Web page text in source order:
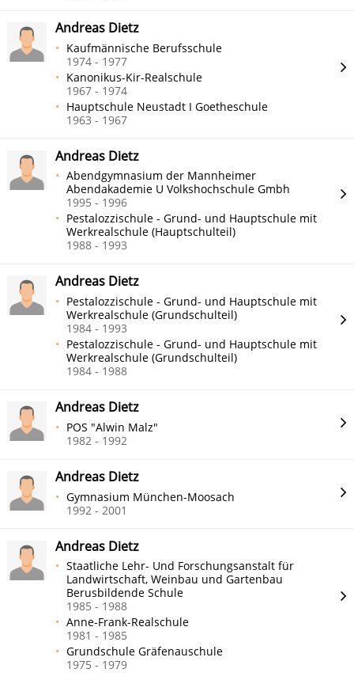
Andreas Dietz
Kaufmännische Berufsschule
1974 - 1977
Kanonikus-Kir-Realschule
1967 - 1974
Hauptschule Neustadt I Goetheschule
1963 - 1967
Andreas Dietz
Abendgymnasium der Mannheimer
Abendakademie U Volkshochschule Gmbh
1995 - 1996
Pestalozzischule - Grund- und Hauptschule mit
Werkrealschule (Hauptschulteil)
1988 - 1993
Andreas Dietz
Pestalozzischule - Grund- und Hauptschule mit
Werkrealschule (Grundschulteil)
1984 - 1993
Pestalozzischule - Grund- und Hauptschule mit
Werkrealschule (Grundschulteil)
1984 - 1988
Andreas Dietz
POS "Alwin Malz"
1982 - 1992
Andreas Dietz
Gymnasium München-Moosach
1992 - 2001
Andreas Dietz
Staatliche Lehr- Und Forschungsanstalt für
Landwirtschaft, Weinbau und Gartenbau
Berusbildende Schule
1985 - 1988
Anne-Frank-Realschule
1981 - 1985
Grundschule Gräfenauschule
1975 - 1979